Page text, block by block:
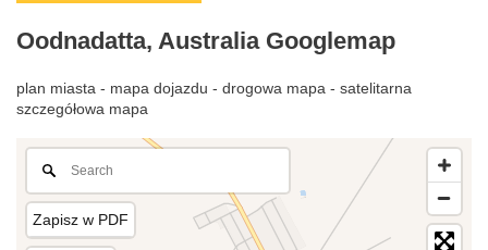
Oodnadatta, Australia Googlemap
plan miasta - mapa dojazdu - drogowa mapa - satelitarna
szczegółowa mapa
Zapisz w PDF